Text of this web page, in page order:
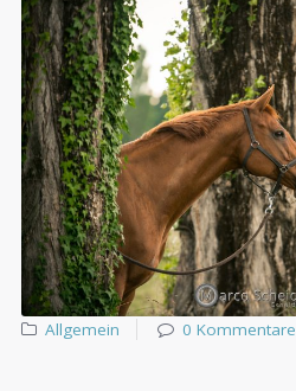
Allgemein 0 Kommentare